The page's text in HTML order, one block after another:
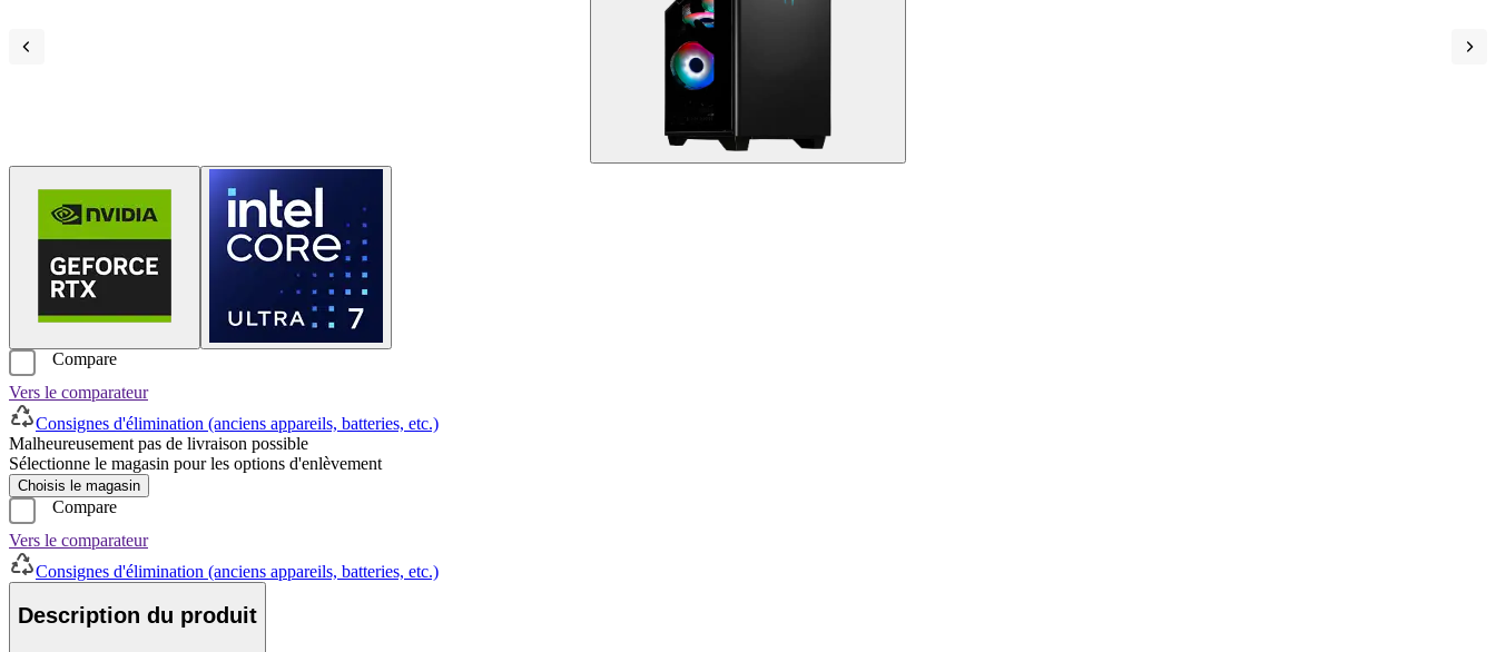
Compare
Vers le comparateur
Consignes d'élimination (anciens appareils, batteries, etc.)
Malheureusement pas de livraison possible
Sélectionne le magasin pour les options d'enlèvement
Choisis le magasin
Compare
Vers le comparateur
Consignes d'élimination (anciens appareils, batteries, etc.)
Description du produit